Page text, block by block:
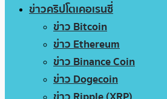
ข่าวคริปโตเคอเรนซี่
ข่าว Bitcoin
ข่าว Ethereum
ข่าว Binance Coin
ข่าว Dogecoin